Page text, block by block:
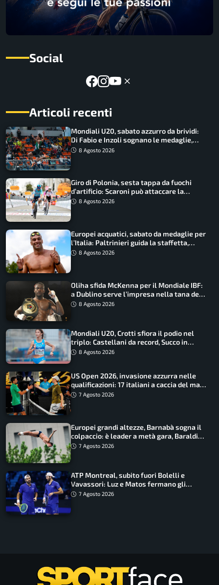
Social
Articoli recenti
Mondiali U20, sabato azzurro da brividi:
Di Fabio e Inzoli sognano le medaglie,
Castellani e Succo in finale
8 Agosto 2026
Giro di Polonia, sesta tappa da fuochi
d’artificio: Scaroni può attaccare la
maglia di Lemmen
8 Agosto 2026
Europei acquatici, sabato da medaglie per
l’Italia: Paltrinieri guida la staffetta,
Barnabà sogna l’oro dalle grandi altezze
8 Agosto 2026
Oliha sfida McKenna per il Mondiale IBF:
a Dublino serve l’impresa nella tana del
lupo8 Agosto 2026
Mondiali U20, Crotti sfiora il podio nel
triplo: Castellani da record, Succo in
finale
8 Agosto 2026
US Open 2026, invasione azzurra nelle
qualificazioni: 17 italiani a caccia del main
draw7 Agosto 2026
Europei grandi altezze, Barnabà sogna il
colpaccio: è leader a metà gara, Baraldi
ancora in corsa
7 Agosto 2026
ATP Montreal, subito fuori Bolelli e
Vavassori: Luz e Matos fermano gli
azzurri
7 Agosto 2026